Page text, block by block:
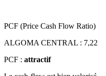
PCF (Price Cash Flow Ratio)
ALGOMA CENTRAL : 7,22
PCF : attractif